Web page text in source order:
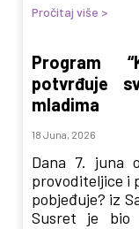
Pročitaj više >
Program
potvrđuje
mladima
18 Juna, 2026
Dana 7. juna
provoditeljice i
pobjeđuje? iz
Susret je bio